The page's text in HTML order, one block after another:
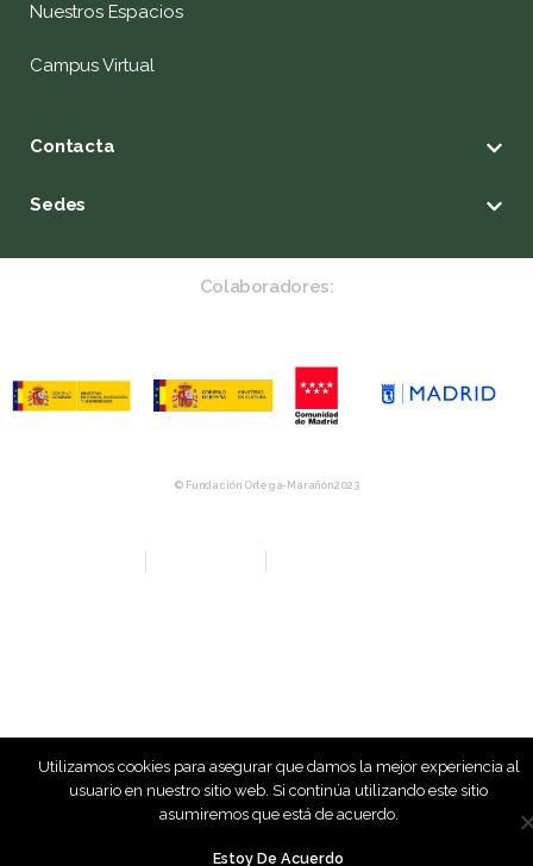
Nuestros Espacios
Campus Virtual
Contacta
Sedes
Colaboradores:
© Fundación Ortega-Marañón 2023
Utilizamos cookies para asegurar que damos la mejor experiencia al
usuario en nuestro sitio web. Si continúa utilizando este sitio
asumiremos que está de acuerdo.
Estoy De Acuerdo